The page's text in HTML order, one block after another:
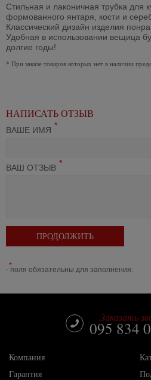
Стильная и лаконичная трубка для
формованного янтаря, кости и
Классический дизайн изделия
Удобная в использовании вещица
долгие годы!
* При заказе товаров которых нет в наличии
НАПИСАТЬ ОТЗЫВ
ВАШЕ ИМЯ *
ВАШ ОТЗЫВ *
ПРОДОЛЖИТЬ
*
- поля обязательны для заполнения.
Заказать
095 834
Компания
Гарантия